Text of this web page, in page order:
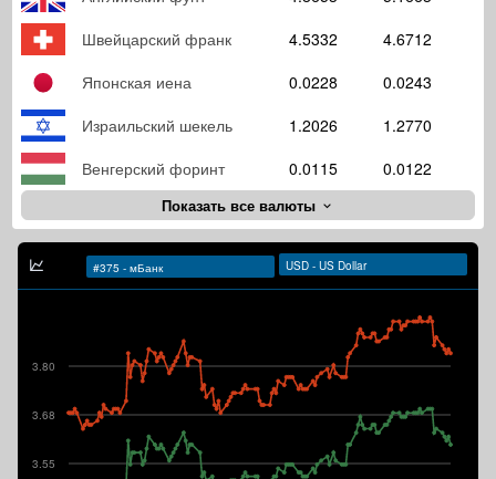
Швейцарский франк
4.5332
4.6712
Японская иена
0.0228
0.0243
Израильский шекель
1.2026
1.2770
Венгерский форинт
0.0115 0.0122
Показать все валюты
3.55
3.68
3.80